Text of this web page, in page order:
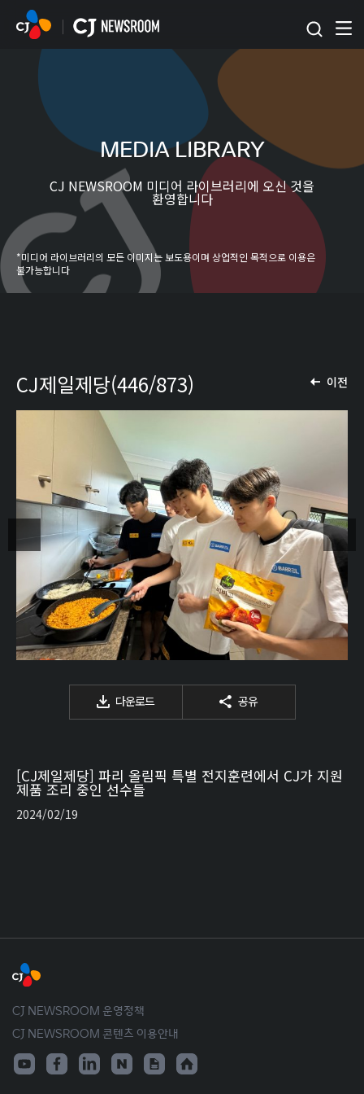
본문 바로가기
MEDIA LIBRARY
CJ NEWSROOM 미디어 라이브러리에 오신 것을
환영합니다
*미디어 라이브러리의 모든 이미지는 보도용이며 상업적인 목적으로 이용은
불가능합니다
이전
CJ제일제당(446/873)
다운로드 공유
[CJ제일제당] 파리 올림픽 특별 전지훈련에서 CJ가 지원
제품 조리 중인 선수들
2024/02/19
CJ NEWSROOM 운영정책
CJ NEWSROOM 콘텐츠 이용안내